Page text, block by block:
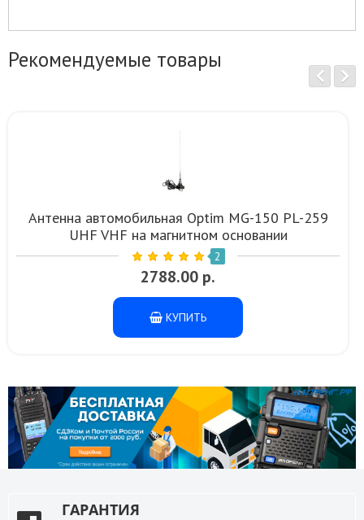
Рекомендуемые товары
Антенна автомобильная Optim MG-150 PL-259
UHF VHF на магнитном основании
2
2788.00 р.
КУПИТЬ
ГАРАНТИЯ